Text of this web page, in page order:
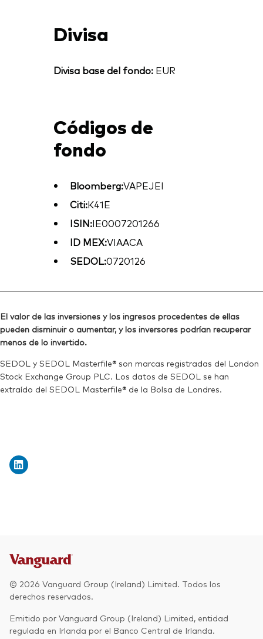
Divisa
Divisa base del fondo:EUR
Códigos de
fondo
Bloomberg:VAPEJEI
Citi:K41E
ISIN:IE0007201266
ID MEX:VIAACA
SEDOL:0720126
El valor de las inversiones y los ingresos procedentes de ellas
pueden disminuir o aumentar, y los inversores podrían recuperar
menos de lo invertido.
SEDOL y SEDOL Masterfile® son marcas registradas del London
Stock Exchange Group PLC. Los datos de SEDOL se han
extraído del SEDOL Masterfile® de la Bolsa de Londres.
© 2026 Vanguard Group (Ireland) Limited. Todos los
derechos reservados.
Emitido por Vanguard Group (Ireland) Limited, entidad
regulada en Irlanda por el Banco Central de Irlanda.